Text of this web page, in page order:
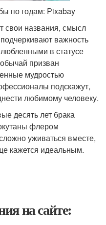
по годам: Pixabay
названия, смысл
важность
в статусе
призван
мудростью
подскажут,
любимому человеку.
десять лет брака
флером
уживаться вместе,
кажется идеальным.
на сайте: